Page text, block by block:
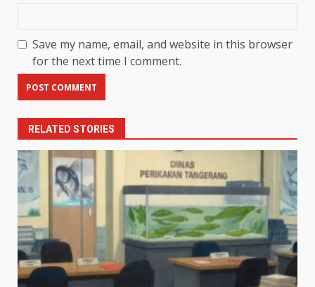
Save my name, email, and website in this browser
for the next time I comment.
RELATED STORIES